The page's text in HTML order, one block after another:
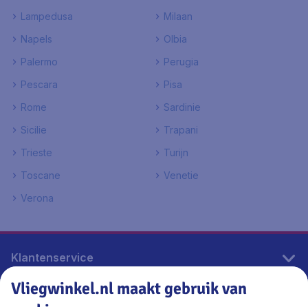
Lampedusa
Milaan
Napels
Olbia
Palermo
Perugia
Pescara
Pisa
Rome
Sardinie
Sicilie
Trapani
Trieste
Turijn
Toscane
Venetie
Verona
Klantenservice
Vliegwinkel.nl maakt gebruik van